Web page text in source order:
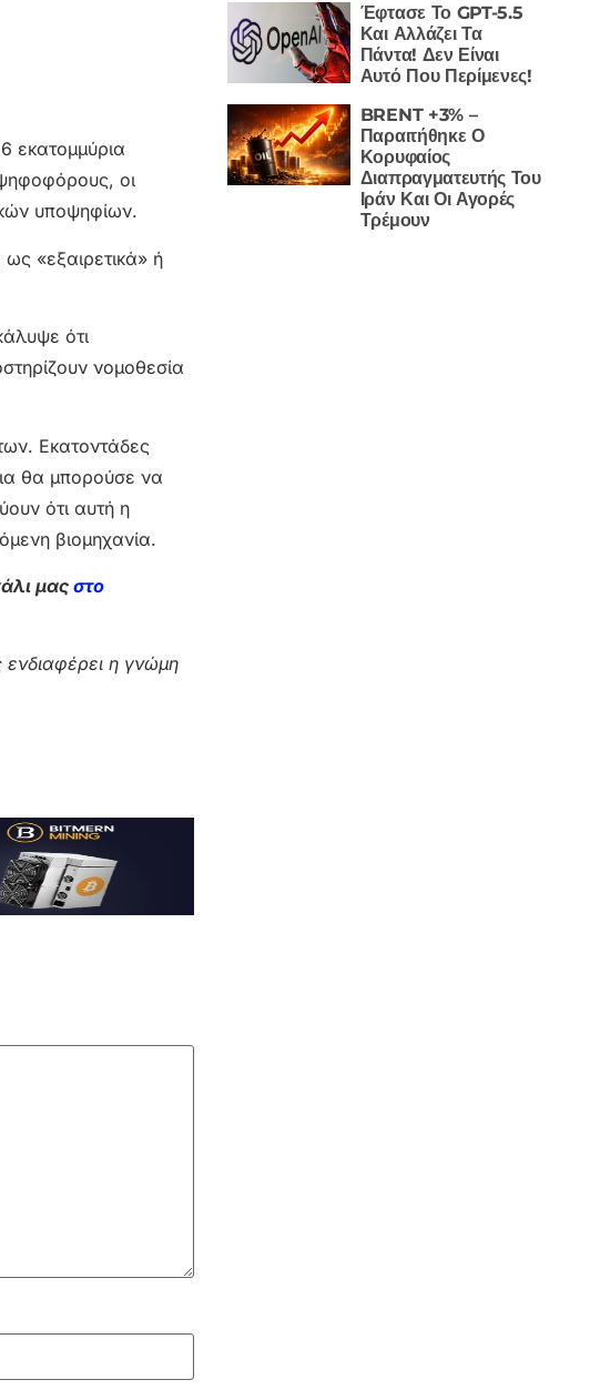
εκατομμύρια
οι
υποψηφίων.
«εξαιρετικά» ή
ότι
νομοθεσία
Εκατοντάδες
θα μπορούσε να
ότι αυτή η
βιομηχανία.
μας στο
η γνώμη
Έφτασε Το GPT-5.5
Και Αλλάζει Τα
Πάντα! Δεν Είναι
Αυτό Που Περίμενες!
BRENT +3% –
Παραιτήθηκε Ο
Κορυφαίος
Διαπραγματευτής Του
Ιράν Και Οι Αγορές
Τρέμουν